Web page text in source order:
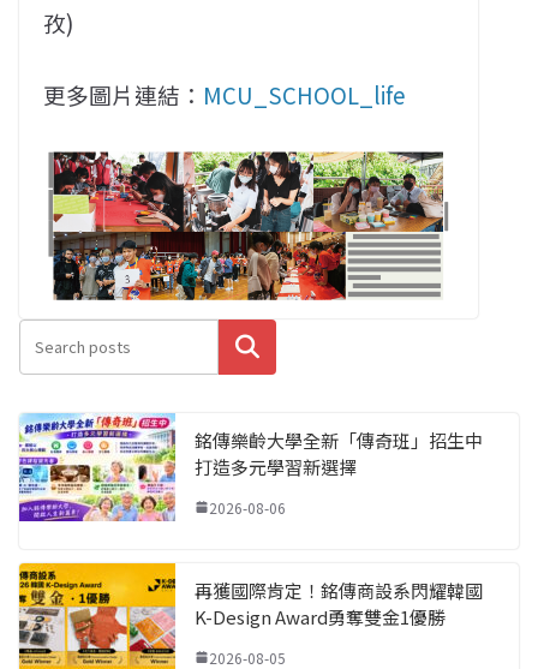
孜)
更多圖片連結： MCU_SCHOOL_life
搜尋
銘傳樂齡大學全新「傳奇班」招生中
打造多元學習新選擇
2026-08-06
再獲國際肯定！銘傳商設系閃耀韓國
K-Design Award勇奪雙金1優勝
2026-08-05